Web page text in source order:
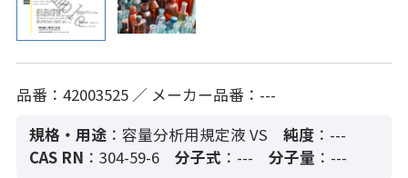
品番：42003525 ／ メーカー品番：---
規格・用途 ：容量分析用規定液 VS 純度：---
CAS RN ：304-59-6 分子式 ：--- 分子量 ：---